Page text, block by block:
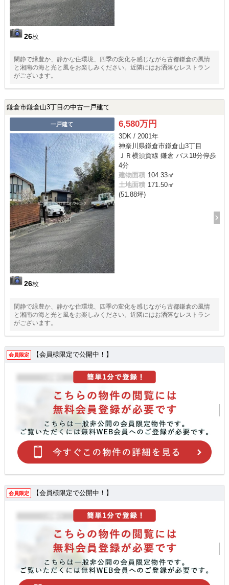
26枚
閑静で緑豊か、静かな住環境、四季の変化を感じながら古都鎌倉の風情
と湘南の海と光と風をお楽しみください。近隣にはお洒落なレストラン
がございます。
鎌倉市鎌倉山3丁目の中古一戸建て
一戸建て
26枚
6,580万円
3DK / 2001年
神奈川県鎌倉市鎌倉山3丁目
ＪＲ横須賀線 鎌倉 バス18分停歩
4分
建物面積 104.33㎡
土地面積 171.50㎡
(51.88坪)
閑静で緑豊か、静かな住環境、四季の変化を感じながら古都鎌倉の風情
と湘南の海と光と風をお楽しみください。近隣にはお洒落なレストラン
がございます。
会員限定 【会員様限定で公開中！】
会員限定 【会員様限定で公開中！】